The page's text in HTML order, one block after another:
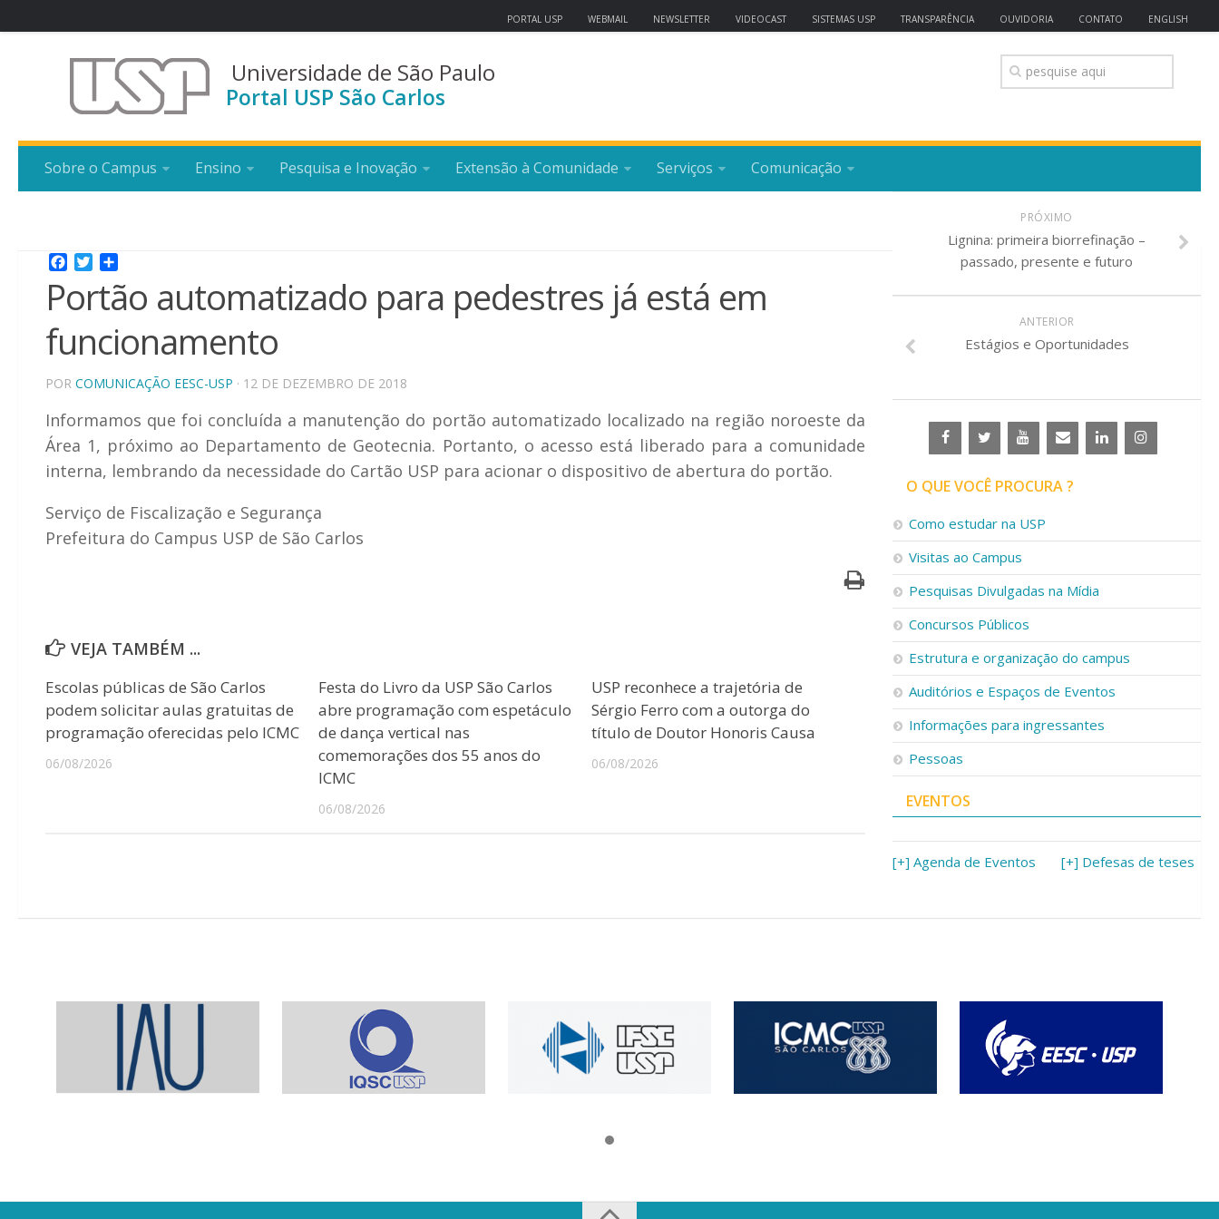
PORTAL USP WEBMAIL NEWSLETTER VIDEOCAST SISTEMAS USP TRANSPARÊNCIA OUVIDORIA CONTATO ENGLISH
Universidade de São Paulo
Portal USP São Carlos
Sobre o Campus Ensino Pesquisa e Inovação Extensão à Comunidade Serviços Comunicação
Facebook
Twitter
Portão automatizado para pedestres já está em
funcionamento
POR COMUNICAÇÃO EESC-USP · 12 DE DEZEMBRO DE 2018
Informamos que foi concluída a manutenção do portão automatizado localizado na região noroeste da
Área 1, próximo ao Departamento de Geotecnia. Portanto, o acesso está liberado para a comunidade
interna, lembrando da necessidade do Cartão USP para acionar o dispositivo de abertura do portão.
Serviço de Fiscalização e Segurança
Prefeitura do Campus USP de São Carlos
VEJA TAMBÉM ...
Escolas públicas de São Carlos
podem solicitar aulas gratuitas de
programação oferecidas pelo ICMC
06/08/2026
Festa do Livro da USP São Carlos
abre programação com espetáculo
de dança vertical nas
comemorações dos 55 anos do
ICMC
06/08/2026
USP reconhece a trajetória de
Sérgio Ferro com a outorga do
título de Doutor Honoris Causa
06/08/2026
PRÓXIMO
Lignina: primeira biorrefinação –
passado, presente e futuro
ANTERIOR
Estágios e Oportunidades
O QUE VOCÊ PROCURA ?
Como estudar na USP
Visitas ao Campus
Pesquisas Divulgadas na Mídia
Concursos Públicos
Estrutura e organização do campus
Auditórios e Espaços de Eventos
Informações para ingressantes
Pessoas
EVENTOS
[+] Agenda de Eventos [+] Defesas de teses